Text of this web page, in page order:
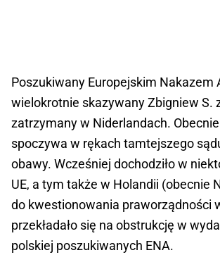
Poszukiwany Europejskim Nakazem
wielokrotnie skazywany Zbigniew S.
zatrzymany w Niderlandach.
spoczywa w rękach tamtejszego
obawy. Wcześniej dochodziło w
UE, a tym także w Holandii (obecnie
do kwestionowania praworządności
przekładało się na obstrukcję w
polskiej poszukiwanych ENA.